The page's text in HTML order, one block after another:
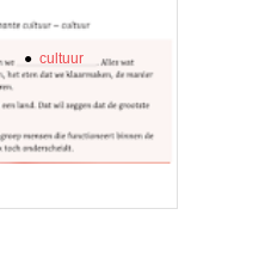
cultuur